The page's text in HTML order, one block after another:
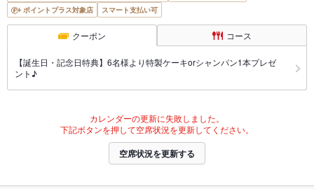
ポイントプラス対象店
スマート支払い可
クーポン コース
【誕生日・記念日特典】6名様より特製ケーキorシャンパン1本プレゼ
ント♪
カレンダーの更新に失敗しました。
下記ボタンを押して空席状況を更新してください。
空席状況を更新する